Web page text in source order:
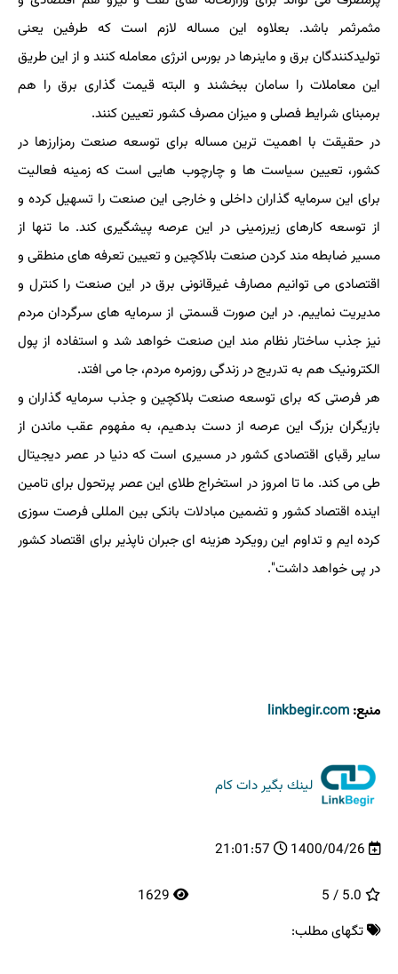
مثمرثمر باشد. بعلاوه این مساله لازم است که طرفین یعنی
تولیدکنندگان برق و ماینرها در بورس انرژی معامله کنند و از این طریق
این معاملات را سامان ببخشند و البته قیمت گذاری برق را هم
برمبنای شرایط فصلی و میزان مصرف کشور تعیین کنند.
در حقیقت با اهمیت ترین مساله برای توسعه صنعت رمزارزها در
کشور، تعیین سیاست ها و چارچوب هایی است که زمینه فعالیت
برای این سرمایه گذاران داخلی و خارجی این صنعت را تسهیل کرده و
از توسعه کارهای زیرزمینی در این عرصه پیشگیری کند. ما تنها از
مسیر ضابطه مند کردن صنعت بلاکچین و تعیین تعرفه های منطقی و
اقتصادی می توانیم مصارف غیرقانونی برق در این صنعت را کنترل و
مدیریت نماییم. در این صورت قسمتی از سرمایه های سرگردان مردم
نیز جذب ساختار نظام مند این صنعت خواهد شد و استفاده از پول
الکترونیک هم به تدریج در زندگی روزمره مردم، جا می افتد.
هر فرصتی که برای توسعه صنعت بلاکچین و جذب سرمایه گذاران و
بازیگران بزرگ این عرصه از دست بدهیم، به مفهوم عقب ماندن از
سایر رقبای اقتصادی کشور در مسیری است که دنیا در عصر دیجیتال
طی می کند. ما تا امروز در استخراج طلای این عصر پرتحول برای تامین
اینده اقتصاد کشور و تضمین مبادلات بانکی بین المللی فرصت سوزی
کرده ایم و تداوم این رویکرد هزینه ای جبران ناپذیر برای اقتصاد کشور
در پی خواهد داشت".
منبع: linkbegir.com
لینك بگیر دات كام
1400/04/26
21:01:57
تگهای مطلب: